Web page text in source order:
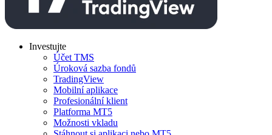
Investujte
Účet TMS
Úroková sazba fondů
TradingView
Mobilní aplikace
Profesionální klient
Platforma MT5
Možnosti vkladu